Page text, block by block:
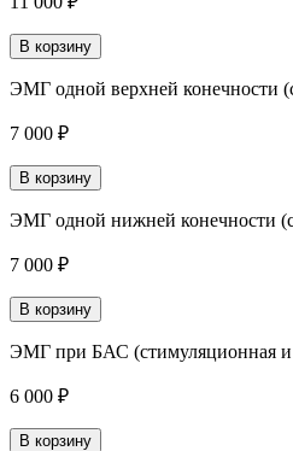
В корзину
ЭМГ одной верхней конечности
7 000 ₽
В корзину
ЭМГ одной нижней конечности
7 000 ₽
В корзину
ЭМГ при БАС (стимуляционная и
6 000 ₽
В корзину